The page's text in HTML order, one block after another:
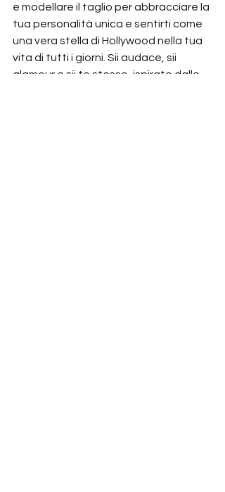
e modellare il taglio per abbracciare la
tua personalità unica e sentirti come
una vera stella di Hollywood nella tua
vita di tutti i giorni. Sii audace, sii
glamour e sii te stesso, ispirato dalle